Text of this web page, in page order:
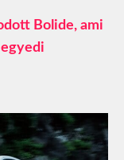
Bolide, ami